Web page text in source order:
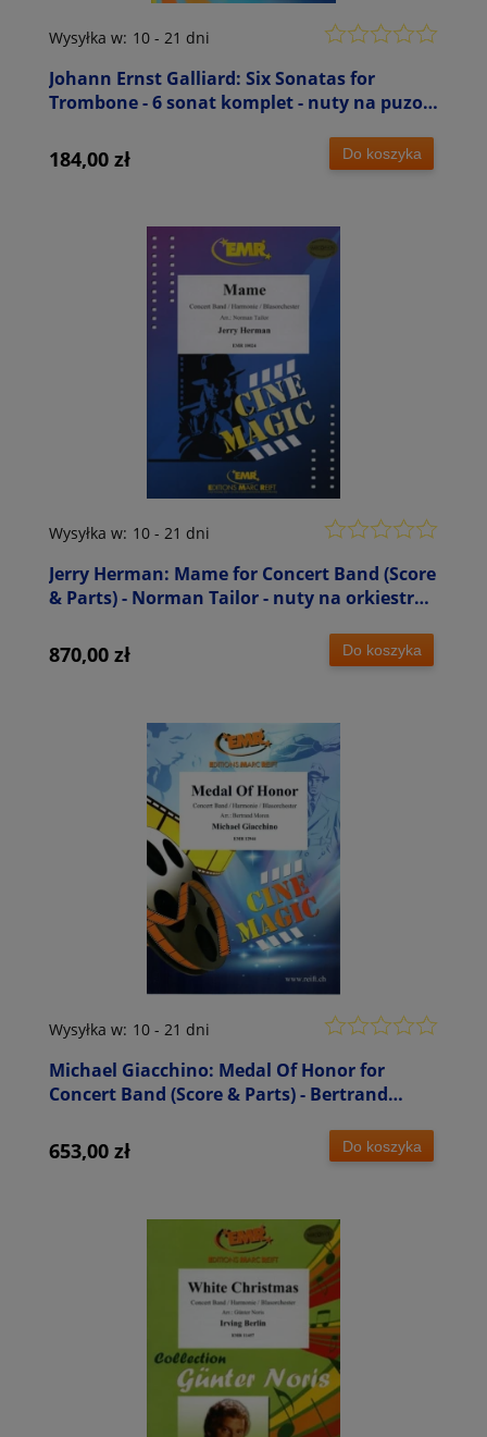
Johann Ernst Galliard: Six Sonatas for
Trombone - 6 sonat komplet - nuty na puzon
Wysyłka w: 10 - 21 dni
184,00 zł Do koszyka
Jerry Herman: Mame for Concert Band (Score
& Parts) - Norman Tailor - nuty na orkiestrę
Wysyłka w: 10 - 21 dni
870,00 zł Do koszyka
Michael Giacchino: Medal Of Honor for
Concert Band (Score & Parts) - Bertrand
Wysyłka w: 10 - 21 dni
653,00 zł Do koszyka